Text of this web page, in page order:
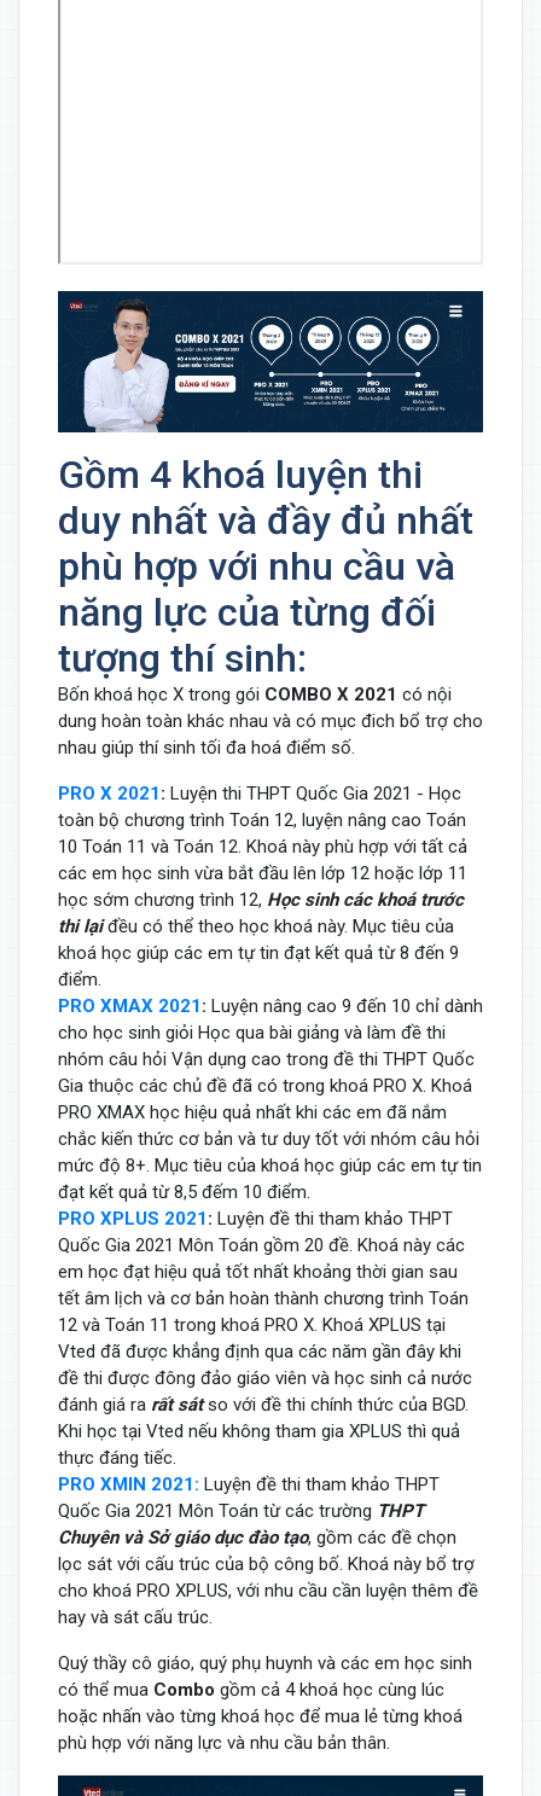
Gồm 4 khoá luyện thi
duy nhất và đầy đủ nhất
phù hợp với nhu cầu và
năng lực của từng đối
tượng thí sinh:
Bốn khoá học X trong gói COMBO X 2021 có nội
dung hoàn toàn khác nhau và có mục đich bổ trợ cho
nhau giúp thí sinh tối đa hoá điểm số.
PRO X 2021: Luyện thi THPT Quốc Gia 2021 - Học
toàn bộ chương trình Toán 12, luyện nâng cao Toán
10 Toán 11 và Toán 12. Khoá này phù hợp với tất cả
các em học sinh vừa bắt đầu lên lớp 12 hoặc lớp 11
học sớm chương trình 12, Học sinh các khoá trước
thi lại đều có thể theo học khoá này. Mục tiêu của
khoá học giúp các em tự tin đạt kết quả từ 8 đến 9
điểm.
PRO XMAX 2021: Luyện nâng cao 9 đến 10 chỉ dành
cho học sinh giỏi Học qua bài giảng và làm đề thi
nhóm câu hỏi Vận dụng cao trong đề thi THPT Quốc
Gia thuộc các chủ đề đã có trong khoá PRO X. Khoá
PRO XMAX học hiệu quả nhất khi các em đã nắm
chắc kiến thức cơ bản và tư duy tốt với nhóm câu hỏi
mức độ 8+. Mục tiêu của khoá học giúp các em tự tin
đạt kết quả từ 8,5 đếm 10 điểm.
PRO XPLUS 2021: Luyện đề thi tham khảo THPT
Quốc Gia 2021 Môn Toán gồm 20 đề. Khoá này các
em học đạt hiệu quả tốt nhất khoảng thời gian sau
tết âm lịch và cơ bản hoàn thành chương trình Toán
12 và Toán 11 trong khoá PRO X. Khoá XPLUS tại
Vted đã được khẳng định qua các năm gần đây khi
đề thi được đông đảo giáo viên và học sinh cả nước
đánh giá ra rất sátso với đề thi chính thức của BGD.
Khi học tại Vted nếu không tham gia XPLUS thì quả
thực đáng tiếc.
PRO XMIN 2021: Luyện đề thi tham khảo THPT
Quốc Gia 2021 Môn Toán từ các trường THPT
Chuyên và Sở giáo dục đào tạo, gồm các đề chọn
lọc sát với cấu trúc của bộ công bố. Khoá này bổ trợ
cho khoá PRO XPLUS, với nhu cầu cần luyện thêm đề
hay và sát cấu trúc.
Quý thầy cô giáo, quý phụ huynh và các em học sinh
có thể mua Combo gồm cả 4 khoá học cùng lúc
hoặc nhấn vào từng khoá học để mua lẻ từng khoá
phù hợp với năng lực và nhu cầu bản thân.